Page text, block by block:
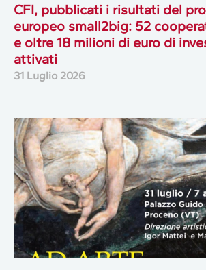
CFI, pubblicati i risultati del
europeo small2big: 52
e oltre 18 milioni di euro di
attivati
31 Luglio 2026